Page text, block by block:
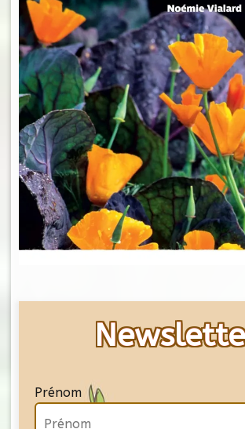
Prénom